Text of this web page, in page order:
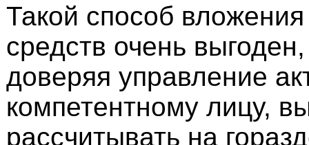
Такой способ
средств очень выгоден,
доверяя управление
компетентному лицу,
рассчитывать на